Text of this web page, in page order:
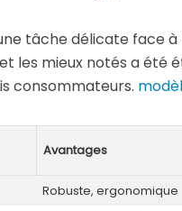
tâche délicate face
mieux notés a été
consommateurs.
Avantages
Robuste, ergonomique